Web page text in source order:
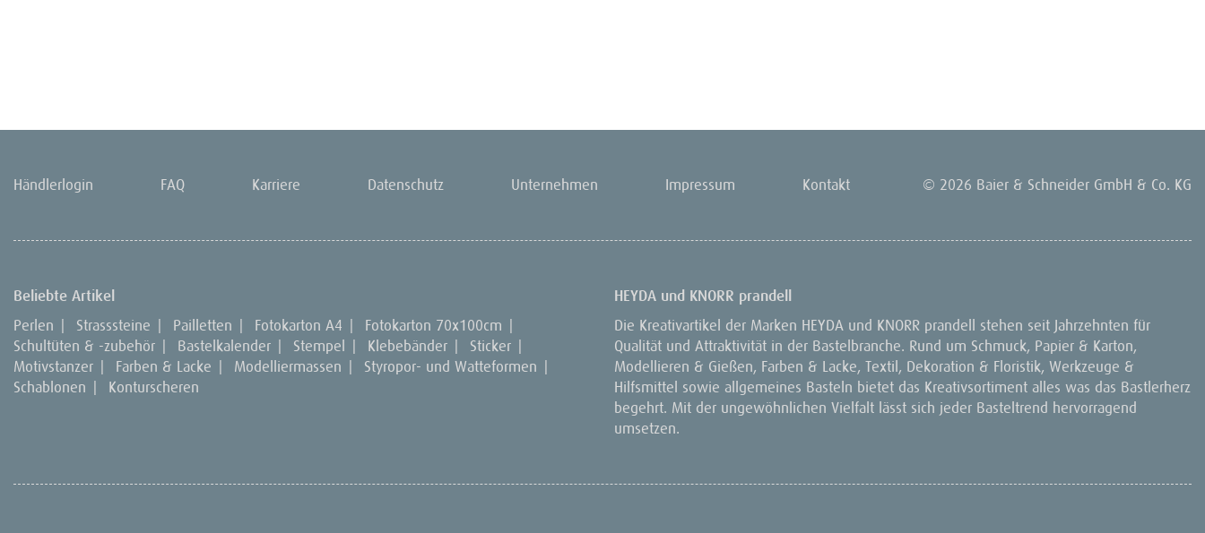
Händlerlogin FAQ Karriere Datenschutz Unternehmen Impressum Kontakt © 2026 Baier & Schneider GmbH & Co. KG
Beliebte Artikel
Perlen Strasssteine Pailletten Fotokarton A4 Fotokarton 70x100cm
Schultüten & -zubehör
Bastelkalender Stempel Klebebänder Sticker
Motivstanzer
Farben & Lacke Modelliermassen Styropor- und Watteformen
Schablonen
Konturscheren
HEYDA und KNORR prandell
Die Kreativartikel der Marken HEYDA und KNORR prandell stehen seit Jahrzehnten für
Qualität und Attraktivität in der Bastelbranche. Rund um Schmuck, Papier & Karton,
Modellieren & Gießen, Farben & Lacke, Textil, Dekoration & Floristik, Werkzeuge &
Hilfsmittel sowie allgemeines Basteln bietet das Kreativsortiment alles was das Bastlerherz
begehrt. Mit der ungewöhnlichen Vielfalt lässt sich jeder Basteltrend hervorragend
umsetzen.